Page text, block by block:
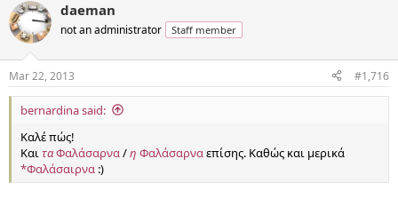
daeman
not an administrator Staff member
Mar 22, 2013 #1,716
bernardina said:
Καλέ πώς!
ΚαιταΦαλάσαρνα/η Φαλάσαρναεπίσης. Καθώς και μερικά
*Φαλάσαιρνα :)